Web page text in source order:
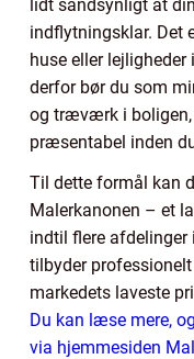
lidt sandsynligt at
indflytningsklar.
huse eller
derfor bør du som
og træværk i
præsentabel inden
Til dette formål kan
Malerkanonen – et
indtil flere afdelinger
tilbyder
markedets laveste
Du kan læse mere,
via hjemmesiden